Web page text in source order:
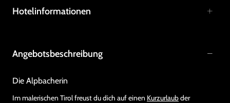
Hotelinformationen
Angebotsbeschreibung
Die Alpbacherin
Im malerischen Tirol freust du dich auf einen Kurzurlaubder